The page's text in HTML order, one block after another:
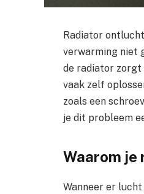
Radiator
verwarming niet
de radiator zorgt
vaak zelf
zoals een
je dit probleem
Waarom
Wanneer er